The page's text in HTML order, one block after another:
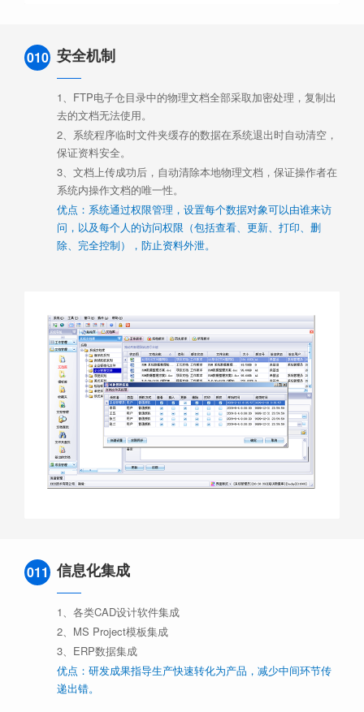
010 安全机制
1、FTP电子仓目录中的物理文档全部采取加密处理，复制出
去的文档无法使用。
2、系统程序临时文件夹缓存的数据在系统退出时自动清空，
保证资料安全。
3、文档上传成功后，自动清除本地物理文档，保证操作者在
系统内操作文档的唯一性。
优点：系统通过权限管理，设置每个数据对象可以由谁来访
问，以及每个人的访问权限（包括查看、更新、打印、删
除、完全控制），防止资料外泄。
011 信息化集成
1、各类CAD设计软件集成
2、MS Project模板集成
3、ERP数据集成
优点：研发成果指导生产快速转化为产品，减少中间环节传
递出错。